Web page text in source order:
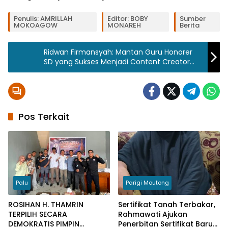
Tag:
KKKS
Lokakarya
Media
2024 :
Hulu
Jadi Pilar
Transisi
Energi
Penulis: AMRILLAH
MOKOAGOW
Editor: BOBY
MONAREH
Sumber
Berita
Ridwan Firmansyah: Mantan Guru Honorer
SD yang Sukses Menjadi Content Creator
dan Raih Umroh Gratis
Pos Terkait
Palu
ROSIHAN H. THAMRIN
TERPILIH SECARA
DEMOKRATIS PIMPIN
Parigi Moutong
Sertifikat Tanah Terbakar,
Rahmawati Ajukan
Penerbitan Sertifikat Baru